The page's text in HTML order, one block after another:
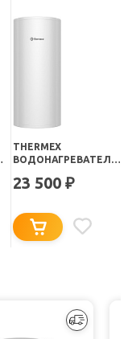
THERMEX
ВОДОНАГРЕВАТЕЛЬ
FUSION 50 V
23 500 ₽